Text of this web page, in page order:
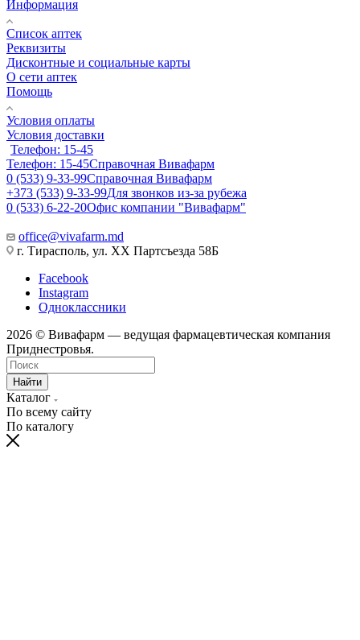
Информация
Список аптек
Реквизиты
Дисконтные и социальные карты
О сети аптек
Помощь
Условия оплаты
Условия доставки
Телефон: 15-45
Телефон: 15-45Справочная Вивафарм
0 (533) 9-33-99Справочная Вивафарм
+373 (533) 9-33-99Для звонков из-за рубежа
0 (533) 6-22-20Офис компании "Вивафарм"
office@vivafarm.md
г. Тирасполь, ул. ХХ Партсъезда 58Б
Facebook
Instagram
Одноклассники
2026 © Вивафарм — ведущая фармацевтическая компания
Приднестровья.
Найти
Каталог
По всему сайту
По каталогу